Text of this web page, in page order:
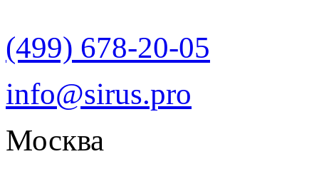
(499) 678-20-05
info@sirus.pro
Москва